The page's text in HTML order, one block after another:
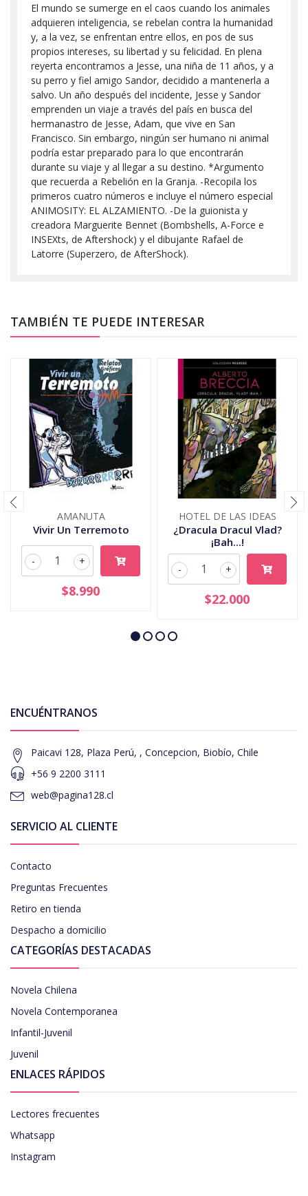
El mundo se sumerge en el caos cuando los animales
adquieren inteligencia, se rebelan contra la humanidad
y, a la vez, se enfrentan entre ellos, en pos de sus
propios intereses, su libertad y su felicidad. En plena
reyerta encontramos a Jesse, una niña de 11 años, y a
su perro y fiel amigo Sandor, decidido a mantenerla a
salvo. Un año después del incidente, Jesse y Sandor
emprenden un viaje a través del país en busca del
hermanastro de Jesse, Adam, que vive en San
Francisco. Sin embargo, ningún ser humano ni animal
podría estar preparado para lo que encontrarán
durante su viaje y al llegar a su destino. *Argumento
que recuerda a Rebelión en la Granja. -Recopila los
primeros cuatro números e incluye el número especial
ANIMOSITY: EL ALZAMIENTO. -De la guionista y
creadora Marguerite Bennet (Bombshells, A-Force e
INSEXts, de Aftershock) y el dibujante Rafael de
Latorre (Superzero, de AfterShock).
TAMBIÉN TE PUEDE INTERESAR
AMANUTA
Vivir Un Terremoto
+
-
$8.990
HOTEL DE LAS IDEAS
¿Dracula Dracul Vlad?
¡Bah...!
+
-
$22.000
ENCUÉNTRANOS
Paicavi 128, Plaza Perú, , Concepcion, Biobío, Chile
+56 9 2200 3111
web@pagina128.cl
SERVICIO AL CLIENTE
Contacto
Preguntas Frecuentes
Retiro en tienda
Despacho a domicilio
CATEGORÍAS DESTACADAS
Novela Chilena
Novela Contemporanea
Infantil-Juvenil
Juvenil
ENLACES RÁPIDOS
Lectores frecuentes
Whatsapp
Instagram